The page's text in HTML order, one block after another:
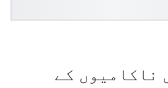
ٹی10 میں ناکامیوں کے